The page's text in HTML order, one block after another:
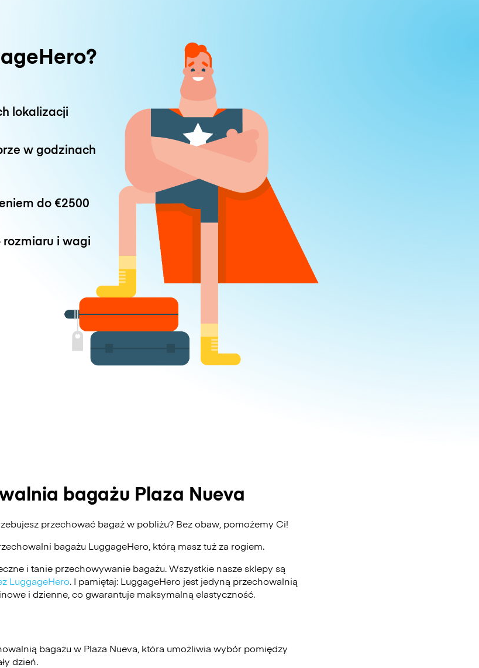
lokalizacji
w godzinach
do €2500
rozmiaru i wagi
bagażu Plaza Nueva
przechować bagaż w pobliżu? Bez obaw, pomożemy Ci!
bagażu LuggageHero , którą masz tuż za rogiem.
i tanie przechowywanie bagażu. Wszystkie nasze sklepy są
LuggageHero. I pamiętaj: LuggageHero jest jedyną przechowalnią
i dzienne, co gwarantuje maksymalną elastyczność.
bagażu w Plaza Nueva, która umożliwia wybór pomiędzy
dzień.